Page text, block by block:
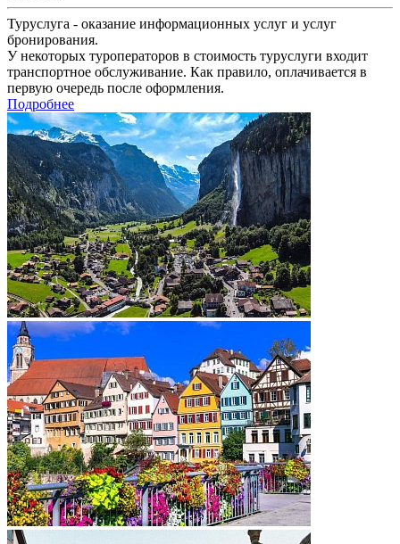
Туруслуга - оказание информационных услуг и услуг
бронирования.
У некоторых туроператоров в стоимость туруслуги входит
транспортное обслуживание. Как правило, оплачивается в
первую очередь после оформления.
Подробнее